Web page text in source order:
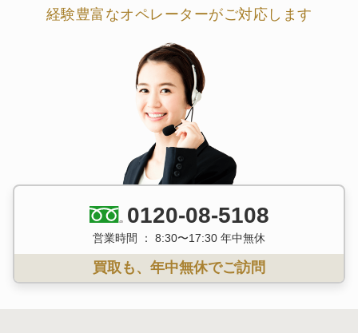
経験豊富なオペレーターがご対応します
0120-08-5108
営業時間 ： 8:30〜17:30 年中無休
買取も、年中無休でご訪問